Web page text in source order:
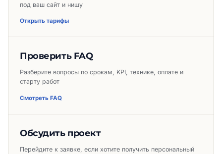
под ваш сайт и нишу
Открыть тарифы
Проверить FAQ
Разберите вопросы по срокам, KPI, технике, оплате и
старту работ
Смотреть FAQ
Обсудить проект
Перейдите к заявке, если хотите получить персональный